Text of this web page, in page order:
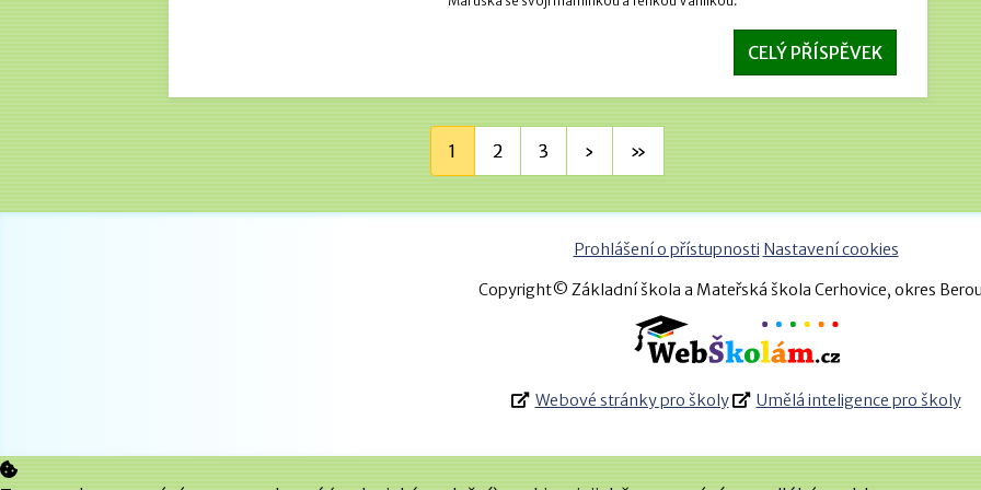
CELÝ PŘÍSPĚVEK
1 2 3 › »
Prohlášení o přístupnosti Nastavení cookies
Copyright© Základní škola a Mateřská škola Cerhovice, okres
Webové stránky pro školy Umělá inteligence pro školy